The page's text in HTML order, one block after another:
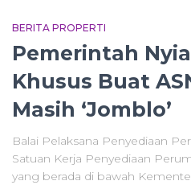
BERITA PROPERTI
Pemerintah
Khusus Buat
Masih ‘Jomblo’
Balai Pelaksana Penyediaan
Satuan Kerja Penyediaan
yang berada di bawah